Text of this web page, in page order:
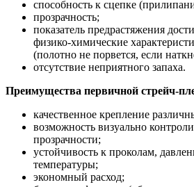
способность к сцепке
прозрачность;
показатель предрастяжения
физико-химические
(полотно не порвется, если
отсутствие неприятного запаха.
Преимущества первичной стрейч-
качественное крепление
возможность визуально
прозрачности;
устойчивость к проколам,
температуры;
экономный расход;